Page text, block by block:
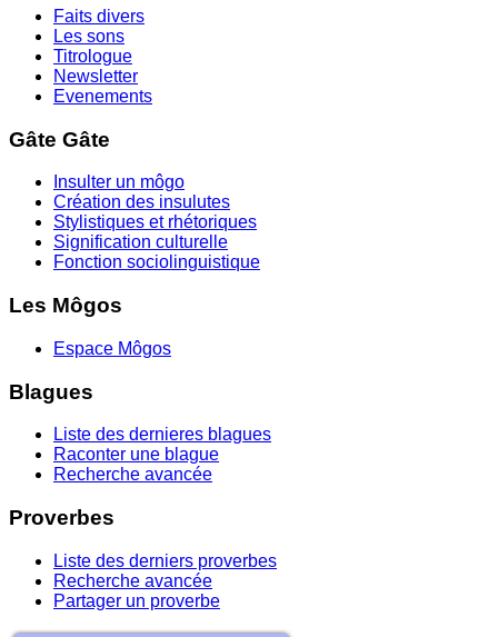
Faits divers
Les sons
Titrologue
Newsletter
Evenements
Gâte Gâte
Insulter un môgo
Création des insulutes
Stylistiques et rhétoriques
Signification culturelle
Fonction sociolinguistique
Les Môgos
Espace Môgos
Blagues
Liste des dernieres blagues
Raconter une blague
Recherche avancée
Proverbes
Liste des derniers proverbes
Recherche avancée
Partager un proverbe